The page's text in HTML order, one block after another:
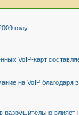
году
VoIP-карт
на VoIP благодаря
разрушительно влияет